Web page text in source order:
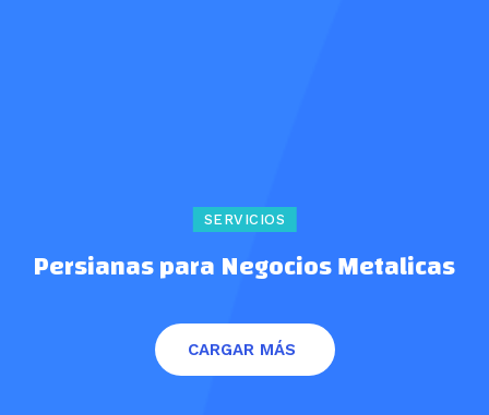
SERVICIOS
Persianas para Negocios Metalicas
CARGAR MÁS